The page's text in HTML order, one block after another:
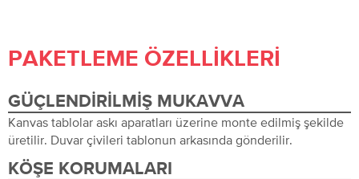
PAKETLEME ÖZELLIKLERI
GÜÇLENDIRILMIŞ MUKAVVA
Kanvas tablolar askı aparatları üzerine monte edilmiş şekilde
üretilir. Duvar çivileri tablonun arkasında gönderilir.
KÖŞE KORUMALARI